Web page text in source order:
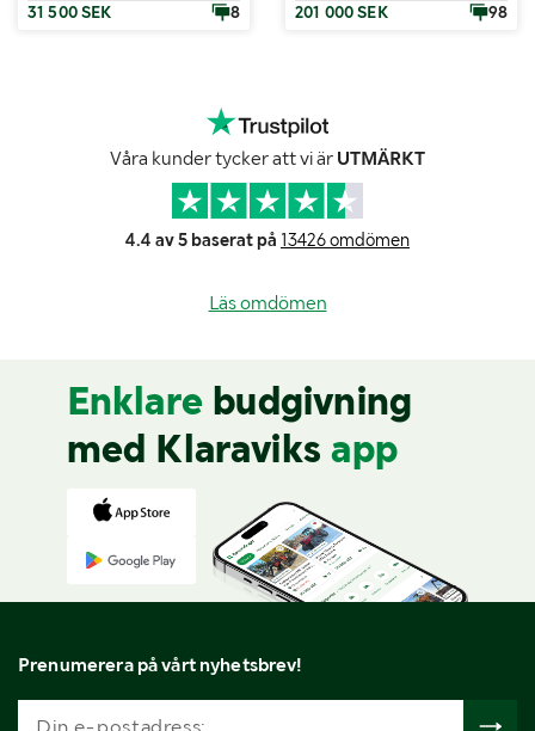
31 500 SEK
8
201 000 SEK
98
Våra kunder tycker att vi är UTMÄRKT
4.4 av 5 baserat på 13426 omdömen
Läs omdömen
Enklare budgivning
med Klaraviks app
Prenumerera på vårt nyhetsbrev!